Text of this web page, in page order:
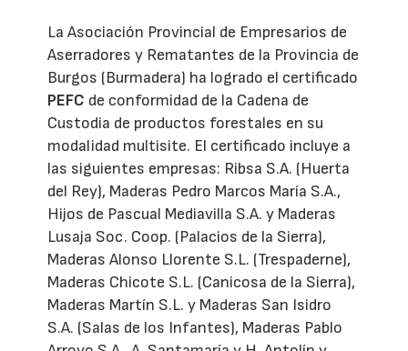
La Asociación Provincial de Empresarios de
Aserradores y Rematantes de la Provincia de
Burgos (Burmadera) ha logrado el certificado
PEFC de conformidad de la Cadena de
Custodia de productos forestales en su
modalidad multisite. El certificado incluye a
las siguientes empresas: Ribsa S.A. (Huerta
del Rey), Maderas Pedro Marcos María S.A.,
Hijos de Pascual Mediavilla S.A. y Maderas
Lusaja Soc. Coop. (Palacios de la Sierra),
Maderas Alonso Llorente S.L. (Trespaderne),
Maderas Chicote S.L. (Canicosa de la Sierra),
Maderas Martín S.L. y Maderas San Isidro
S.A. (Salas de los Infantes), Maderas Pablo